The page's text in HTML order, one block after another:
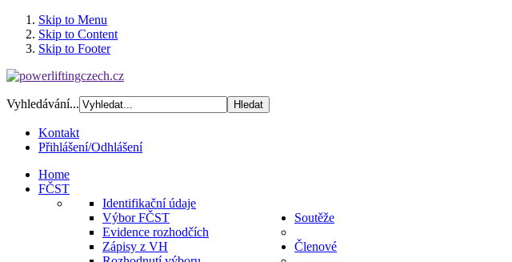
Skip to Menu
Skip to Content
Skip to Footer
Vyhledávání...
Kontakt
Přihlášení/Odhlášení
Home
FČST
Identifikační údaje
Výbor FČST
Evidence rozhodčích
Zápisy z VH
Soutěže
Členové